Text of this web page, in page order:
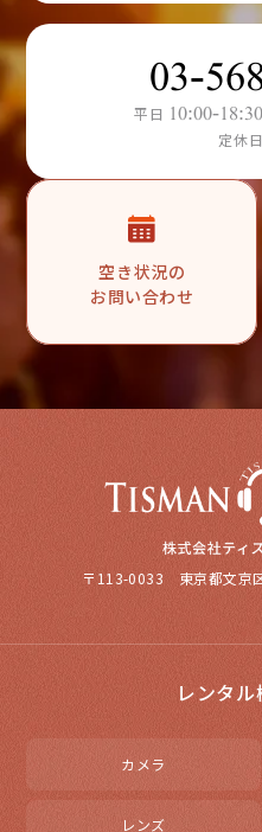
03-
平日 10:00-18:30
定休
空き状況の
お問い合わせ
〒113-0033 東京都文京
レンタ
カメラ
レンズ